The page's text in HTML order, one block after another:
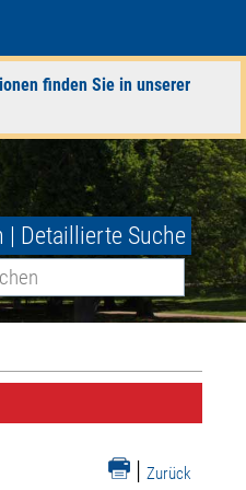
finden Sie in unserer
| Detaillierte Suche
| Zurück